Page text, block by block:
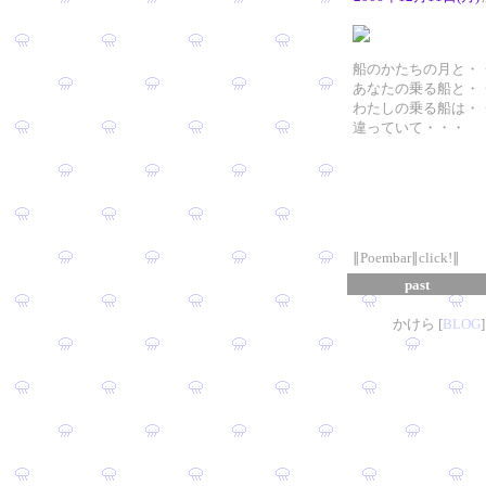
船のかたちの月と・
あなたの乗る船と・
わたしの乗る船は・
違っていて・・・
∥Poembar∥click!∥
past
かけら [BLOG